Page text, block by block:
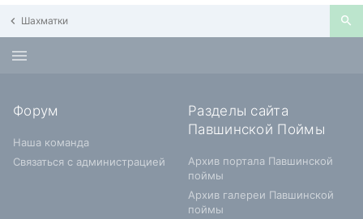
Шахматки
Форум
Наша команда
Связаться с администрацией
Разделы сайта
Павшинской Поймы
Архив портала Павшинской
поймы
Архив галереи Павшинской
поймы